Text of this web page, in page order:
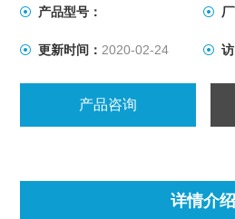
产品型号：
更新时间： 2020-02-24
产品咨询
详情介绍